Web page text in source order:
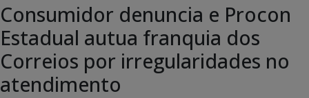
Consumidor denuncia e Procon
Estadual autua franquia dos
Correios por irregularidades no
atendimento